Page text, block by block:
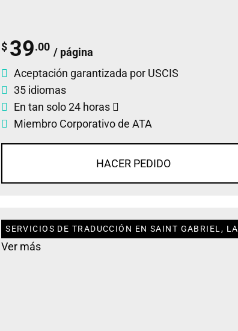
$ 39.00 / página
Aceptación garantizada por USCIS
35 idiomas
En tan solo 24 horas
Miembro Corporativo de ATA
HACER PEDIDO
SERVICIOS DE TRADUCCIÓN EN SAINT GABRIEL, LA
Ver más